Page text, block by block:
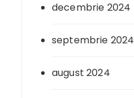
decembrie 2024
septembrie 2024
august 2024